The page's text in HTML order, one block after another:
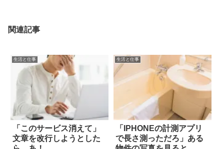
関連記事
生活と仕事
「このサービス消えて」
文章を改行しようとした
生活と仕事
「IPHONEの計測アプリ
で長さ測っただろ」ある